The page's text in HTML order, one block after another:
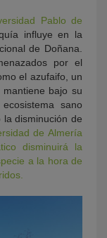
Pablo de
influye en la
de Doñana.
por el
el azufaifo, un
bajo su
sano
disminución de
de Almería
disminuirá la
a la hora de